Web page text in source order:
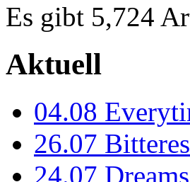
Es gibt 5,724
Aktuell
04.08
26.07
24.07 Dreams